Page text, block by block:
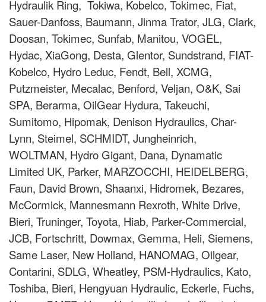
Hydraulik Ring, Tokiwa, Kobelco, Tokimec, Fiat,
Sauer-Danfoss, Baumann, Jinma Trator, JLG, Clark,
Doosan, Tokimec, Sunfab, Manitou, VOGEL,
Hydac, XiaGong, Desta, Glentor, Sundstrand, FIAT-
Kobelco, Hydro Leduc, Fendt, Bell, XCMG,
Putzmeister, Mecalac, Benford, Veljan, O&K, Sai
SPA, Berarma, OilGear Hydura, Takeuchi,
Sumitomo, Hipomak, Denison Hydraulics, Char-
Lynn, Steimel, SCHMIDT, Jungheinrich,
WOLTMAN, Hydro Gigant, Dana, Dynamatic
Limited UK, Parker, MARZOCCHI, HEIDELBERG,
Faun, David Brown, Shaanxi, Hidromek, Bezares,
McCormick, Mannesmann Rexroth, White Drive,
Bieri, Truninger, Toyota, Hiab, Parker-Commercial,
JCB, Fortsсhritt, Dowmax, Gemma, Heli, Siemens,
Same Laser, New Holland, HANOMAG, Oilgear,
Contarini, SDLG, Wheatley, PSM-Hydraulics, Kato,
Toshiba, Bieri, Hengyuan Hydraulic, Eckerle, Fuchs,